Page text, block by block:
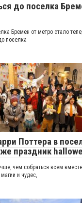
до поселка
Бремен от метро стало
поселка
Поттера в
праздник
чем собраться всем
и чудес,